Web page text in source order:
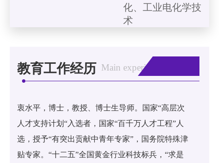
化、工业电化学技
术
教育工作经历 Main experience
衷水平，博士，教授、博士生导师。国家“高层次
人才支持计划“入选者，国家“百千万人才工程”人
选，授予“有突出贡献中青年专家”，国务院特殊津
贴专家。“十二五”全国黄金行业科技标兵，“求是